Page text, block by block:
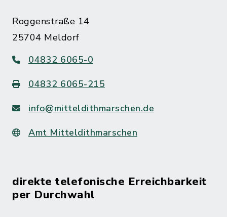
Roggenstraße 14
25704 Meldorf
04832 6065-0
04832 6065-215
info@mitteldithmarschen.de
Amt Mitteldithmarschen
direkte telefonische Erreichbarkeit
per Durchwahl